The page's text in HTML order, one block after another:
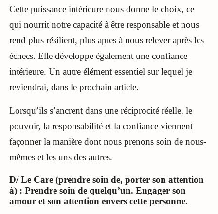
Cette puissance intérieure nous donne le choix, ce
qui nourrit notre capacité à être responsable et nous
rend plus résilient, plus aptes à nous relever après les
échecs. Elle développe également une confiance
intérieure. Un autre élément essentiel sur lequel je
reviendrai, dans le prochain article.
Lorsqu’ils s’ancrent dans une réciprocité réelle, le
pouvoir, la responsabilité et la confiance viennent
façonner la manière dont nous prenons soin de nous-
mêmes et les uns des autres.
D/ Le Care (prendre soin de, porter son attention
à) : Prendre soin de quelqu’un. Engager son
amour et son attention envers cette personne.